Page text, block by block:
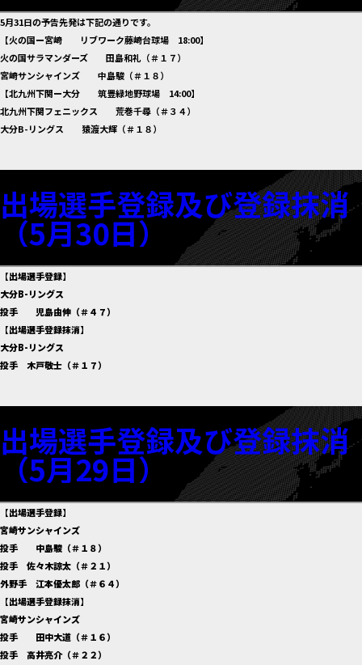
5月31日の予告先発は下記の通りです。
【火の国ー宮崎 リブワーク藤崎台球場 18:00】
火の国サラマンダーズ 田島和礼（＃１７）
宮崎サンシャインズ 中島駿（＃１８）
【北九州下関ー大分 筑豊緑地野球場 14:00】
北九州下関フェニックス 荒巻千尋（＃３４）
大分B-リングス 猿渡大輝（＃１８）
出場選手登録及び登録抹消
（5月30日）
【出場選手登録】
大分B-リングス
投手 児島由伸（＃４７）
【出場選手登録抹消】
大分B-リングス
投手 木戸敬士（＃１７）
出場選手登録及び登録抹消
（5月29日）
【出場選手登録】
宮崎サンシャインズ
投手 中島駿（＃１８）
投手 佐々木諒太（＃２１）
外野手 江本優太郎（＃６４）
【出場選手登録抹消】
宮崎サンシャインズ
投手 田中大道（＃１６）
投手 高井亮介（＃２２）